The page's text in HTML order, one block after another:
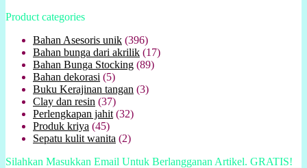
Product categories
Bahan Asesoris unik (396)
Bahan bunga dari akrilik (17)
Bahan Bunga Stocking (89)
Bahan dekorasi (5)
Buku Kerajinan tangan (3)
Clay dan resin (37)
Perlengkapan jahit (32)
Produk kriya (45)
Sepatu kulit wanita (2)
Silahkan Masukkan Email Untuk Berlangganan Artikel. GRATIS!